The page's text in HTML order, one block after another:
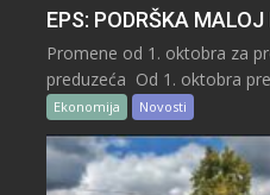
EPS: PODRŠKA MALOJ
Promene od 1. oktobra za
preduzeća Od 1. oktobra
Ekonomija Novosti